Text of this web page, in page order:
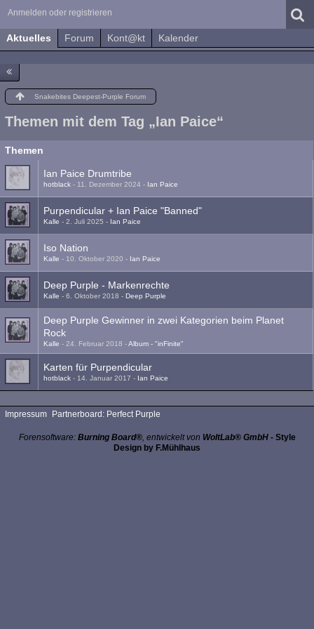
Anmelden oder registrieren
Aktuelles Forum Kont@kt Kalender
Snakebites Deepest-Purple Forum
Themen mit dem Tag „Ian Paice“
Themen
Ian Paice Drumtribe
hotblack - 11. Dezember 2024 - Ian Paice
Purpendicular + Ian Paice "Banned"
Kalle - 2. Juli 2025 - Ian Paice
Iso Nation
Kalle - 10. Oktober 2020 - Ian Paice
Deep Purple - Markenrechte
Kalle - 6. Oktober 2018 - Deep Purple
Deep Purple Gewinner in zwei Kategorien beim Planet
Rock
Kalle - 24. Februar 2018 -Album - "inFinite"
Karten für Purpendicular
hotblack - 14. Januar 2017 - Ian Paice
Impressum Partnerboard: Perfect Purple
Forensoftware: Burning Board®, entwickelt von WoltLab® GmbH